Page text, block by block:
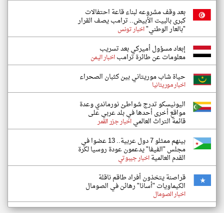
بعد وقف مشروعه لبناء قاعة احتفالات
كبرى بالبيت الأبيض.. ترامب يصف القرار
"بالعار الوطني"اخبار تونس
إبعاد مسؤول أميركي بعد تسريب
معلومات عن طائرة ترامباخبار اليمن
حياة شاب موريتاني بين كثبان الصحراء
اخبار موريتانيا
اليونيسكو تدرج شواطئ نورماندي وعدة
مواقع أخرى أحدها في بلد عربي على
قائمة التراث العالمياخبار جزر القمر
بينهم ممثلو 7 دول عربية.. 13 عضوا في
مجلس "الفيفا" يدعمون عودة روسيا لكرة
القدم العالميةاخبار جيبوتي
قراصنة يتخذون أفراد طاقم ناقلة
الكيماويات "أسانا" رهائن في الصومال
اخبار الصومال